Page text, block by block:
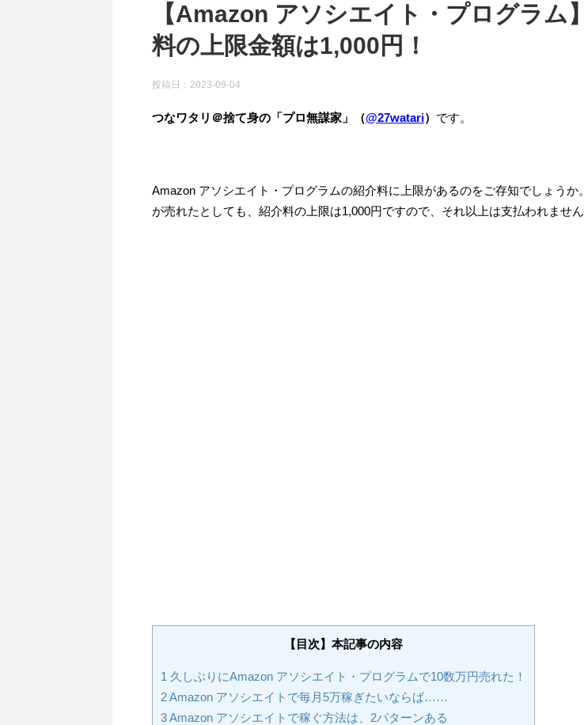
【Amazon アソシエイト・プログラム
料の上限金額は1,000円！
投稿日： 2023-09-04
つなワタリ＠捨て身の「プロ無謀家」（@27watari） です。
Amazon アソシエイト・プログラムの紹介料に上限があるのをご存知でしょうか
が売れたとしても、紹介料の上限は1,000円ですので、それ以上は支払われません
【目次】本記事の内容
1 久しぶりにAmazon アソシエイト・プログラムで10数万円売れた！
2Amazon アソシエイトで毎月5万稼ぎたいならば……
3Amazon アソシエイトで稼ぐ方法は、2パターンある